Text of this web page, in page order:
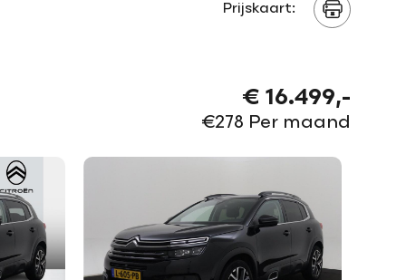
Prijskaart:
€ 16.499,-
€278 Per maand